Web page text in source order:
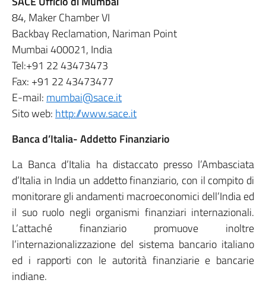
84, Maker Chamber VI
Backbay Reclamation, Nariman Point
Mumbai 400021, India
Tel:+91 22 43473473
Fax: +91 22 43473477
E-mail: mumbai@sace.it
Sito web: http://www.sace.it
Banca d’Italia- Addetto Finanziario
La Banca d’Italia ha distaccato presso l’Ambasciata
d’Italia in India un addetto finanziario, con il compito di
monitorare gli andamenti macroeconomici dell’India ed
il suo ruolo negli organismi finanziari internazionali.
L’attaché finanziario promuove inoltre
l’internazionalizzazione del sistema bancario italiano
ed i rapporti con le autorità finanziarie e bancarie
indiane.